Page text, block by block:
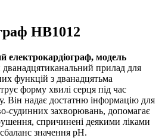
HB1012
електрокардіограф, модель
прилад для
функцій з дванадцятьма
форму хвилі серця під час
Він надає достатню інформацію для
судинних захворювань, допомагає
спричинені деякими ліками
значення рН.